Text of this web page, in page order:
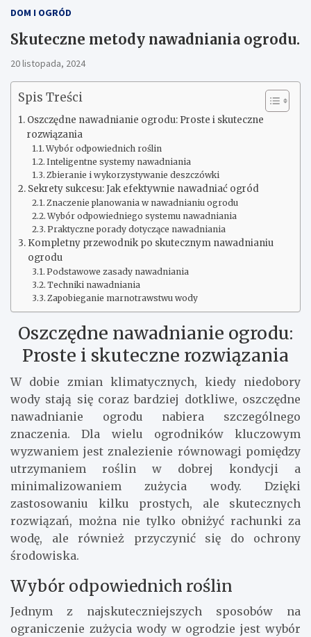
DOM I OGRÓD
Skuteczne metody nawadniania ogrodu.
20 listopada, 2024
Spis Treści
Oszczędne nawadnianie ogrodu: Proste i skuteczne
rozwiązania
Wybór odpowiednich roślin
Inteligentne systemy nawadniania
Zbieranie i wykorzystywanie deszczówki
Sekrety sukcesu: Jak efektywnie nawadniać ogród
Znaczenie planowania w nawadnianiu ogrodu
Wybór odpowiedniego systemu nawadniania
Praktyczne porady dotyczące nawadniania
Kompletny przewodnik po skutecznym nawadnianiu
ogrodu
Podstawowe zasady nawadniania
Techniki nawadniania
Zapobieganie marnotrawstwu wody
Oszczędne nawadnianie ogrodu:
Proste i skuteczne rozwiązania
W dobie zmian klimatycznych, kiedy niedobory
wody stają się coraz bardziej dotkliwe, oszczędne
nawadnianie ogrodu nabiera szczególnego
znaczenia. Dla wielu ogrodników kluczowym
wyzwaniem jest znalezienie równowagi pomiędzy
utrzymaniem roślin w dobrej kondycji a
minimalizowaniem zużycia wody. Dzięki
zastosowaniu kilku prostych, ale skutecznych
rozwiązań, można nie tylko obniżyć rachunki za
wodę, ale również przyczynić się do ochrony
środowiska.
Wybór odpowiednich roślin
Jednym z najskuteczniejszych sposobów na
ograniczenie zużycia wody w ogrodzie jest wybór